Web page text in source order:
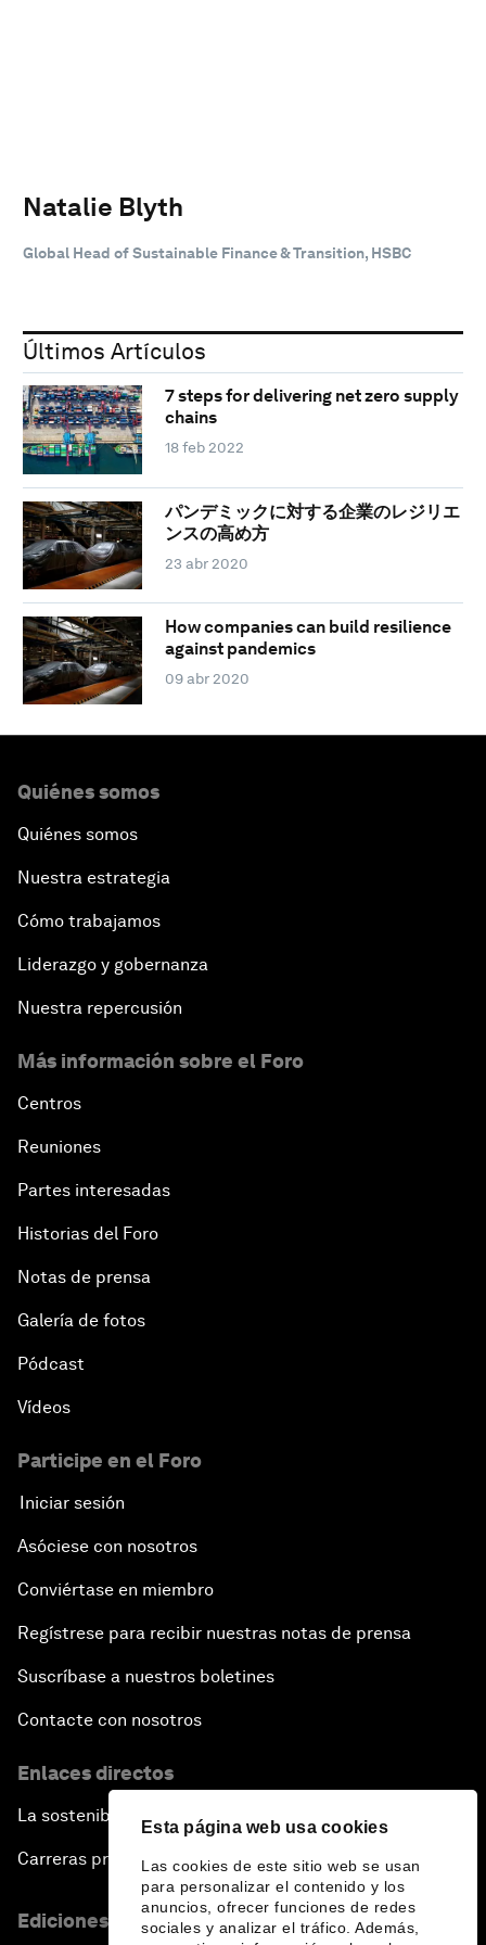
Esta página web usa cookies
Las cookies de este sitio web se usan
para personalizar el contenido y los
anuncios, ofrecer funciones de redes
sociales y analizar el tráfico. Además,
Natalie Blyth
Global Head of Sustainable Finance & Transition, HSBC
Últimos Artículos
7 steps for delivering net zero supply
chains
18 feb 2022
パンデミックに対する企業のレジリエ
ンスの高め方
23 abr 2020
How companies can build resilience
against pandemics
09 abr 2020
Quiénes somos
Quiénes somos
Nuestra estrategia
Cómo trabajamos
Liderazgo y gobernanza
Nuestra repercusión
Más información sobre el Foro
Centros
Reuniones
Partes interesadas
Historias del Foro
Notas de prensa
Galería de fotos
Pódcast
Vídeos
Participe en el Foro
Iniciar sesión
Asóciese con nosotros
Conviértase en miembro
Regístrese para recibir nuestras notas de prensa
Suscríbase a nuestros boletines
Contacte con nosotros
Enlaces directos
La sostenibilidad en el Foro
Carreras profesionales
Ediciones en otros idiomas